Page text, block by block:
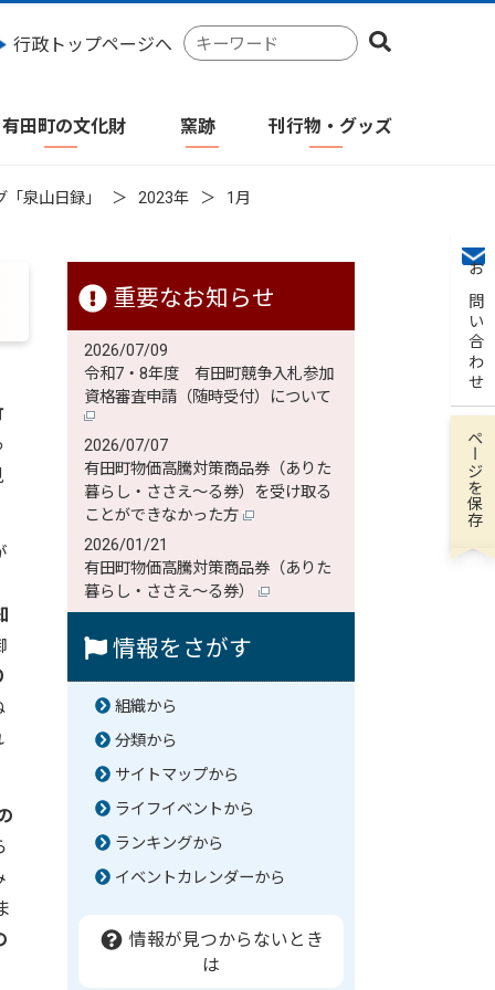
行政トップページへ
検
索
ワ
有田町の文化財 窯跡 刊行物・グッズ
お問い合わせ
泉山日録」 2023年 1月
重要なお知らせ
2026/07/09
令和7・8年度 有田町競争入札参加
資格審査申請（随時受付）について
2026/07/07
有田町物価高騰対策商品券（ありた
暮らし・ささえ～る券）を受け取る
ことができなかった方
2026/01/21
有田町物価高騰対策商品券（ありた
暮らし・ささえ～る券）
情報をさがす
組織から
分類から
サイトマップから
ライフイベントから
ランキングから
イベントカレンダーから
情報が見つからないとき
は
ページを保存